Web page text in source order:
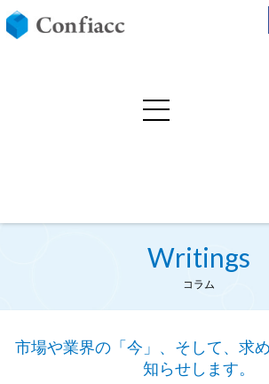
Writings
コラム
市場や業界の「今」、そして、求
知らせします。